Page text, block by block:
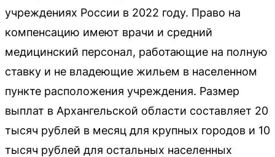
учреждениях России в 2022 году. Право на
компенсацию имеют врачи и средний
медицинский персонал, работающие на полную
ставку и не владеющие жильем в населенном
пункте расположения учреждения. Размер
выплат в Архангельской области составляет 20
тысяч рублей в месяц для крупных городов и 10
тысяч рублей для остальных населенных